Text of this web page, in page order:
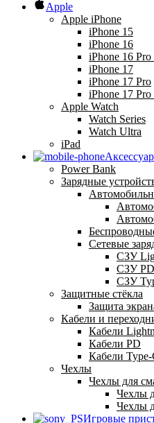
Apple
Apple iPhone
iPhone 15
iPhone 16
iPhone 16
iPhone 17
iPhone 17 Pro
iPhone 17
Apple Watch
Watch Series
Watch Ultra
iPad
Power Bank
Зарядные
Сетевые
СЗУ
СЗУ
СЗУ
Защитные стёкла
Защита
Кабели и
Кабели
Кабели PD
Кабели Type-
Чехлы
Чехлы для
Чехлы
Чехлы
Игровые